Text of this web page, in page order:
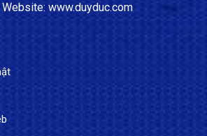
Website: www.duyduc.com